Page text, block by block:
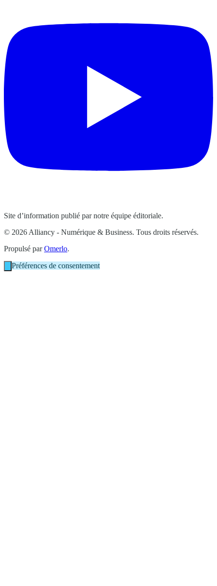
Site d’information publié par notre équipe éditoriale.
© 2026 Alliancy - Numérique & Business. Tous droits réservés.
Propulsé parOmerlo.
Préférences de consentement